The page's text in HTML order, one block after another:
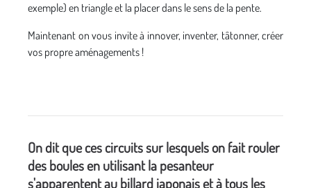
exemple) en triangle et la placer dans le sens de la pente.
Maintenant on vous invite à innover, inventer, tâtonner, créer
vos propre aménagements !
On dit que ces circuits sur lesquels on fait rouler
des boules en utilisant la pesanteur
s'apparentent au billard japonais et à tous les